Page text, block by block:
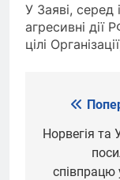
У Заяві,
агресивні дії
цілі
записів
Норвегія та
співпрацю